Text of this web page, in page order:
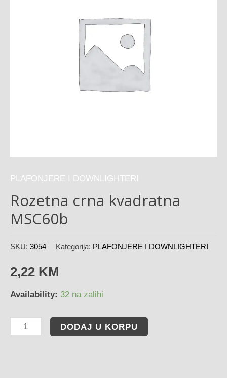
PLAFONJERE I DOWNLIGHTERI
Rozetna crna kvadratna
MSC60b
SKU: 3054 Kategorija: PLAFONJERE I DOWNLIGHTERI
2,22 KM
Availability: 32 na zalihi
DODAJ U KORPU